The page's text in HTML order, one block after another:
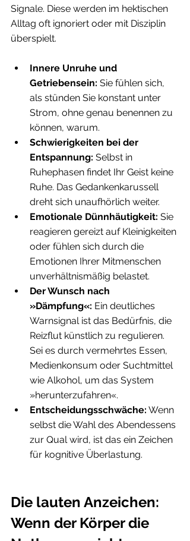
Signale. Diese werden im hektischen
Alltag oft ignoriert oder mit Disziplin
überspielt.
Innere Unruhe und
Getriebensein: Sie fühlen sich,
als stünden Sie konstant unter
Strom, ohne genau benennen zu
können, warum.
Schwierigkeiten bei der
Entspannung: Selbst in
Ruhephasen findet Ihr Geist keine
Ruhe. Das Gedankenkarussell
dreht sich unaufhörlich weiter.
Emotionale Dünnhäutigkeit: Sie
reagieren gereizt auf Kleinigkeiten
oder fühlen sich durch die
Emotionen Ihrer Mitmenschen
unverhältnismäßig belastet.
Der Wunsch nach
»Dämpfung«: Ein deutliches
Warnsignal ist das Bedürfnis, die
Reizflut künstlich zu regulieren.
Sei es durch vermehrtes Essen,
Medienkonsum oder Suchtmittel
wie Alkohol, um das System
»herunterzufahren«.
Entscheidungsschwäche: Wenn
selbst die Wahl des Abendessens
zur Qual wird, ist das ein Zeichen
für kognitive Überlastung.
Die lauten Anzeichen:
Wenn der Körper die